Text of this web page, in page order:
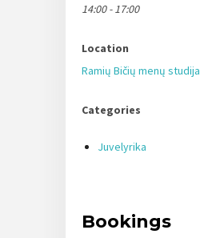
14:00 - 17:00
Location
Ramių Bičių menų studija
Categories
Juvelyrika
Bookings